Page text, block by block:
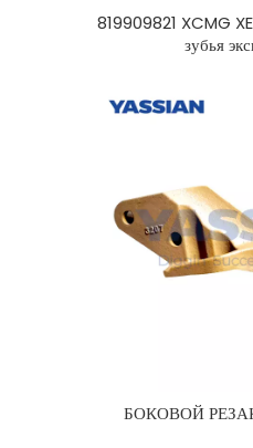
819909821 XCMG
зубья
БОКОВОЙ